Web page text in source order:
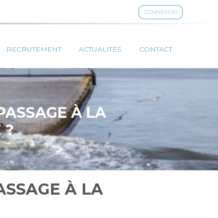
CONNEXION
RECRUTEMENT ACTUALITÉS CONTACT
À LA
?
À LA